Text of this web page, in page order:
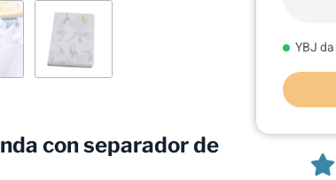
con separador de
YBJ